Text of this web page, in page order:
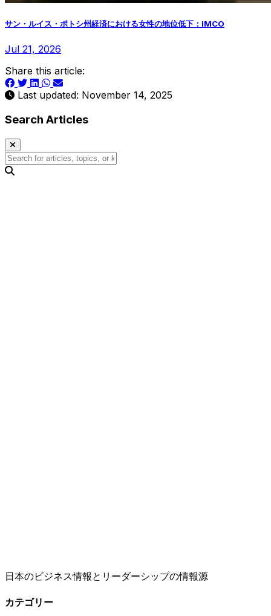
サン・ルイス・ポトシ州経済における女性の地位低下：IMCO
Jul 21, 2026
Share this article:
Last updated: November 14, 2025
Search Articles
日本のビジネス情報とリーダーシップの情報源
カテゴリー